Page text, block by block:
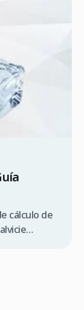
cálculo de
sin
requiere